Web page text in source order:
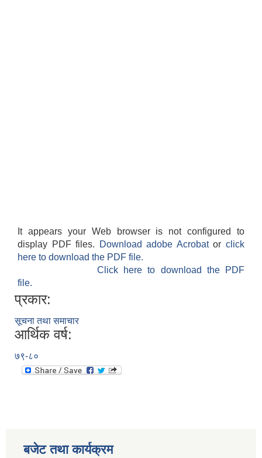
It appears your Web browser is not configured to
display PDF files.
Download adobe Acrobatorclick
here to download the PDF file.
Click here to download the PDF
file.
प्रकार:
सूचना तथा समाचार
आर्थिक वर्ष:
७९-८०
बजेट तथा कार्यक्रम